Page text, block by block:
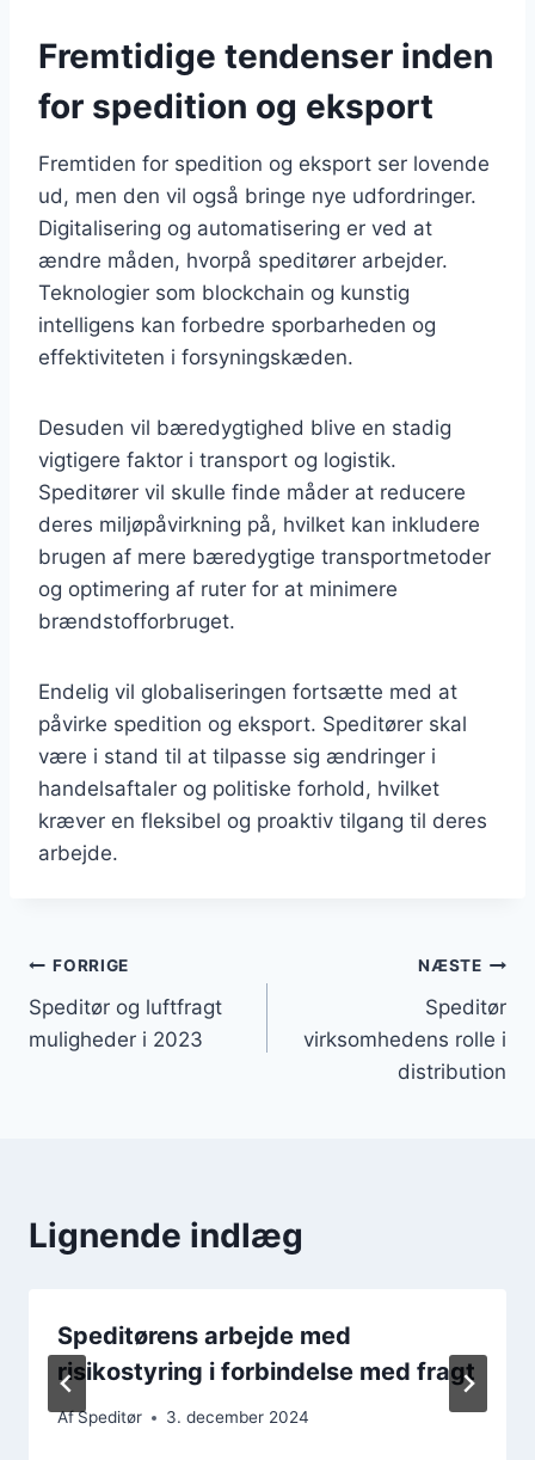
Fremtidige tendenser inden
for spedition og eksport
Fremtiden for spedition og eksport ser lovende
ud, men den vil også bringe nye udfordringer.
Digitalisering og automatisering er ved at
ændre måden, hvorpå speditører arbejder.
Teknologier som blockchain og kunstig
intelligens kan forbedre sporbarheden og
effektiviteten i forsyningskæden.
Desuden vil bæredygtighed blive en stadig
vigtigere faktor i transport og logistik.
Speditører vil skulle finde måder at reducere
deres miljøpåvirkning på, hvilket kan inkludere
brugen af mere bæredygtige transportmetoder
og optimering af ruter for at minimere
brændstofforbruget.
Endelig vil globaliseringen fortsætte med at
påvirke spedition og eksport. Speditører skal
være i stand til at tilpasse sig ændringer i
handelsaftaler og politiske forhold, hvilket
kræver en fleksibel og proaktiv tilgang til deres
arbejde.
Indlægsnavigation
FORRIGE
Speditør og luftfragt
muligheder i 2023
NÆSTE
Speditør
virksomhedens rolle i
distribution
Lignende indlæg
Speditørens arbejde med
risikostyring i forbindelse med fragt
AfSpeditør 3. december 2024